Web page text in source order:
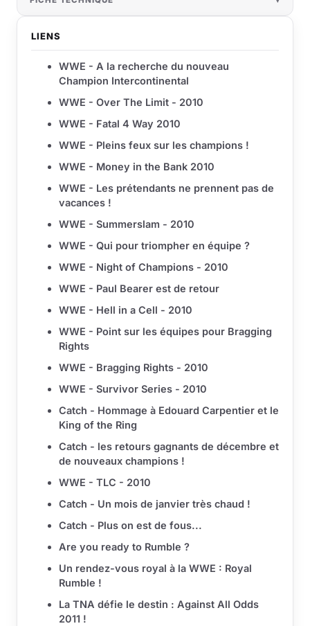
LIENS
WWE - A la recherche du nouveau
Champion Intercontinental
WWE - Over The Limit - 2010
WWE - Fatal 4 Way 2010
WWE - Pleins feux sur les champions !
WWE - Money in the Bank 2010
WWE - Les prétendants ne prennent pas de
vacances !
WWE - Summerslam - 2010
WWE - Qui pour triompher en équipe ?
WWE - Night of Champions - 2010
WWE - Paul Bearer est de retour
WWE - Hell in a Cell - 2010
WWE - Point sur les équipes pour Bragging
Rights
WWE - Bragging Rights - 2010
WWE - Survivor Series - 2010
Catch - Hommage à Edouard Carpentier et le
King of the Ring
Catch - les retours gagnants de décembre et
de nouveaux champions !
WWE - TLC - 2010
Catch - Un mois de janvier très chaud !
Catch - Plus on est de fous...
Are you ready to Rumble ?
Un rendez-vous royal à la WWE : Royal
Rumble !
La TNA défie le destin : Against All Odds
2011 !